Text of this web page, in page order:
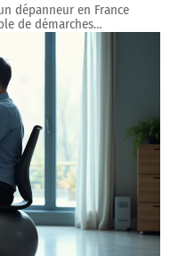
dépanneur en France
de démarches…